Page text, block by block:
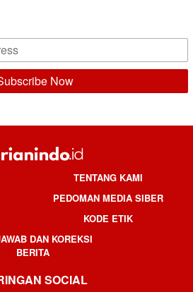
TENTANG KAMI
PEDOMAN MEDIA SIBER
KODE ETIK
DAN KOREKSI
BERITA
SOCIAL